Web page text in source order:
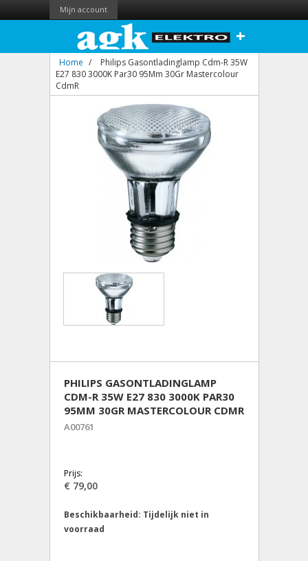
Mijn account
+
Home /
Philips Gasontladinglamp Cdm-R 35W
E27 830 3000K Par30 95Mm 30Gr Mastercolour
CdmR
PHILIPS GASONTLADINGLAMP
CDM-R 35W E27 830 3000K PAR30
95MM 30GR MASTERCOLOUR CDMR
A00761
Prijs:
€ 79,00
Beschikbaarheid: Tijdelijk niet in
voorraad